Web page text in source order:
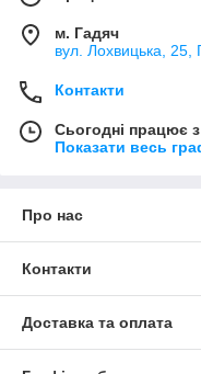
м. Гадяч
вул. Лохвицька, 25,
Контакти
Сьогодні працює
Показати весь
Про нас
Контакти
Доставка та оплата